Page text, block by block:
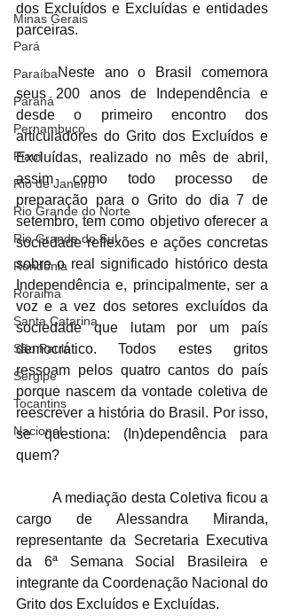
Minas Gerais
Pará
Paraíba
Paraná
Pernambuco
Piauí
Rio de Janeiro
Rio Grande do Norte
Rio Grande do Sul
Rondônia
Roraima
Santa Catarina
São Paulo
Sergipe
Tocantins
Nacional
dos Excluídos e Excluídas e entidades
parceiras.
	Neste ano o Brasil comemora
seus 200 anos de Independência e
desde o primeiro encontro dos
articuladores do Grito dos Excluídos e
Excluídas, realizado no mês de abril,
assim como todo processo de
preparação para o Grito do dia 7 de
setembro, tem como objetivo oferecer a
sociedade reflexões e ações concretas
sobre o real significado histórico desta
Independência e, principalmente, ser a
voz e a vez dos setores excluídos da
sociedade que lutam por um país
democrático. Todos estes gritos
ressoam pelos quatro cantos do país
porque nascem da vontade coletiva de
reescrever a história do Brasil. Por isso,
se questiona: (In)dependência para
quem?
cargo de Alessandra Miranda,
representante da Secretaria Executiva
da 6ª Semana Social Brasileira e
integrante da Coordenação Nacional do
Grito dos Excluídos e Excluídas.